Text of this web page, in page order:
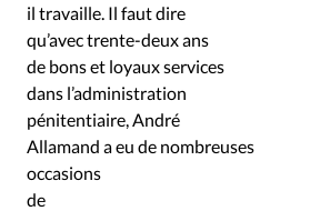
Dossier
Eglises
Opinions
Publireportage
Société
Tour du monde des Eglises
Vécu
Vie Intérieure
il travaille. Il faut dire
qu’avec trente-deux ans
de bons et loyaux services
dans l’administration
pénitentiaire, André
Allamand a eu de nombreuses
occasions
de